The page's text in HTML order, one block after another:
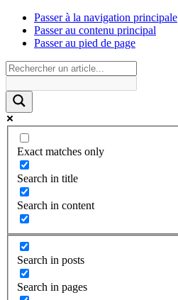
Passer à la navigation principale
Passer au contenu principal
Passer au pied de page
Exact matches only
Search in title
Search in content
Search in posts
Search in pages